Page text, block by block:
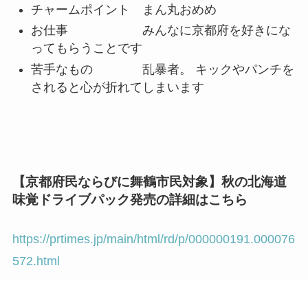
チャームポイント まん丸おめめ
お仕事 みんなに京都府を好きにな
ってもらうことです
苦手なもの 乱暴者。 キックやパンチを
されると心が折れてしまいます
【京都府民ならびに舞鶴市民対象】秋の北海道
味覚ドライブパック発売の詳細はこちら
https://prtimes.jp/main/html/rd/p/000000191.000076
572.html